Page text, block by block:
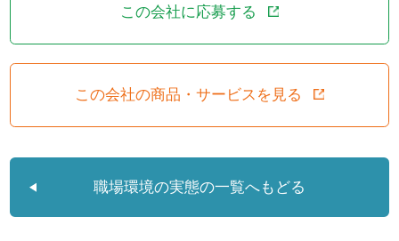
この会社に応募する
この会社の商品・サービスを見る
職場環境の実態の一覧へもどる